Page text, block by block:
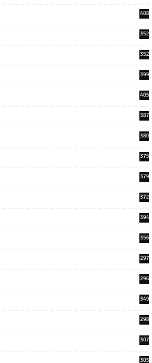
408
352
352
399
405
387
380
375
379
372
394
356
297
296
349
298
307
305